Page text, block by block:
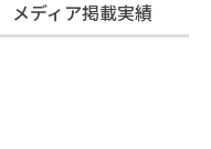
メディア掲載実績